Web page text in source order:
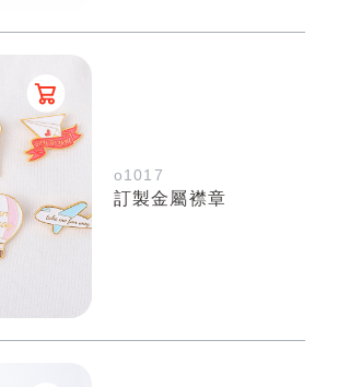
o1017
訂製金屬襟章